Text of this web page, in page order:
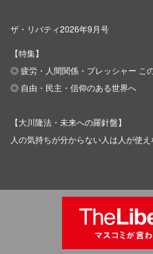
ザ・リバティ2026年9月号
【特集】
◎ 疲労・人間関係・プレッシャー こ
◎ 自由・民主・信仰のある世界へ
【大川隆法・未来への羅針盤】
人の気持ちが分からない人は人が使